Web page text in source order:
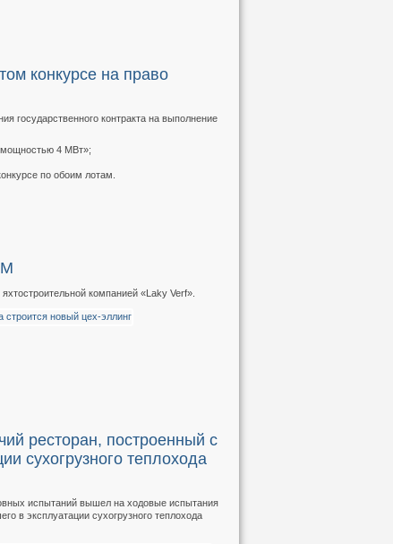
конкурсе на право
государственного контракта на выполнение
мощностью 4 МВт»;
по обоим лотам.
компанией «Laky Verf».
ресторан, построенный с
сухогрузного теплохода
испытаний вышел на ходовые испытания
в эксплуатации сухогрузного теплохода